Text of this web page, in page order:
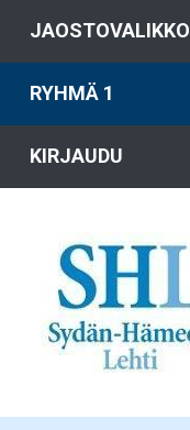
JAOSTOVALIKKO
RYHMÄ 1
KIRJAUDU